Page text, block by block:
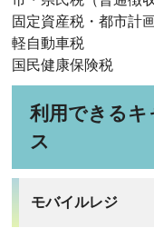
固定資産税・都市計
軽自動車税
国民健康保険税
利用できる
ス
モバイルレジ